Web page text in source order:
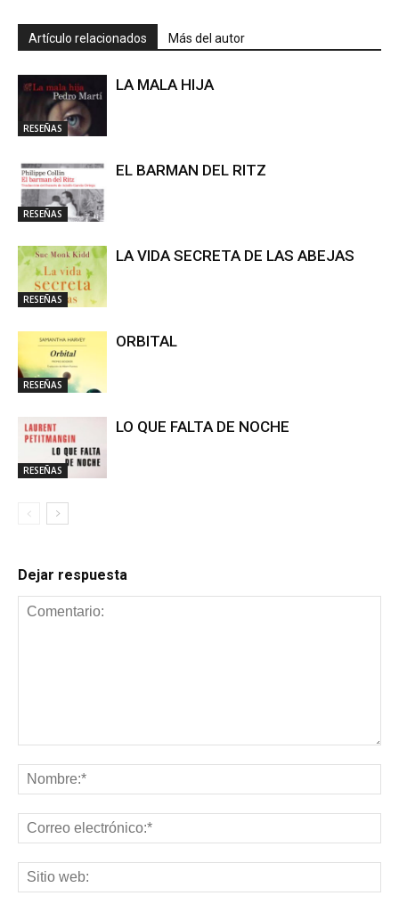
Artículo relacionados Más del autor
RESEÑAS
LA MALA HIJA
RESEÑAS
EL BARMAN DEL RITZ
RESEÑAS
LA VIDA SECRETA DE LAS ABEJAS
RESEÑAS
ORBITAL
RESEÑAS
LO QUE FALTA DE NOCHE
Dejar respuesta